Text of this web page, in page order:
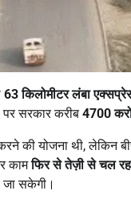
63किलोमीटर लंबा
पर सरकार करीब 4700
की योजना थी, लेकिन
कामफिर से तेज़ी से चल
सकेगी।